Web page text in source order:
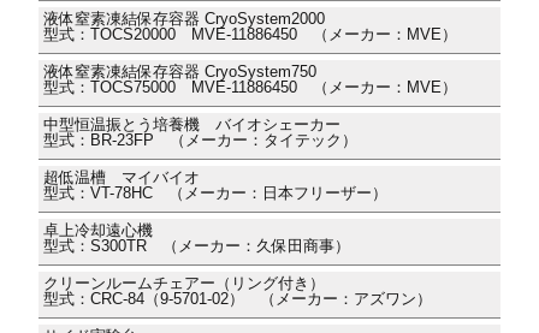
液体窒素凍結保存容器 CryoSystem2000
型式：TOCS20000 MVE-11886450 （メーカー：MVE）
液体窒素凍結保存容器 CryoSystem750
型式：TOCS75000 MVE-11886450 （メーカー：MVE）
中型恒温振とう培養機 バイオシェーカー
型式：BR-23FP （メーカー：タイテック）
超低温槽 マイバイオ
型式：VT-78HC （メーカー：日本フリーザー）
卓上冷却遠心機
型式：S300TR （メーカー：久保田商事）
クリーンルームチェアー（リング付き）
型式：CRC-84（9-5701-02） （メーカー：アズワン）